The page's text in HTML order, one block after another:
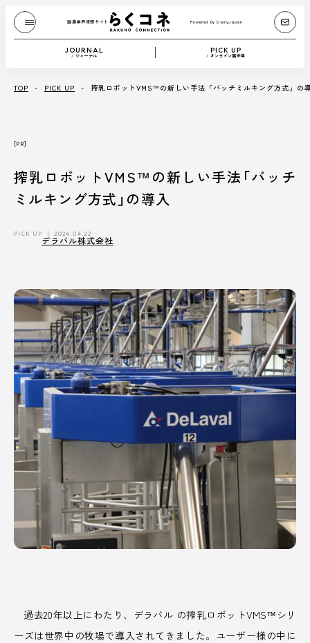
酪農業界情報サイト Powered by DairyJapan
JOURNAL
/ ジャーナル
PICK UP
/ オンライン展示場
JOURNAL/ ジャーナル
テキストや動画で紹介します。
記事一覧へ
イベント／HotTopics Dairy Japanニュース ミニ酪農講座
誌上展示会
PICK UP/ オンライン展示場
皆さまの酪農経営に役立てる、さまざまなサー
オンラインのスポンサー出展ブースです。
記事一覧へ
COMPANY
TOP - PICK UP - 搾乳ロボットVMS™の新しい手法「バッチミルキング方式」の
[PR]
搾乳ロボットVMS™の新しい手法「バッチ
ミルキング方式」の導入
PICK UP 2024.04.22
デラバル株式会社
過去20年以上にわたり、デラバル の搾乳ロボットVMS™シリ
ーズは世界中の牧場で導入されてきました。ユーザー様の中に